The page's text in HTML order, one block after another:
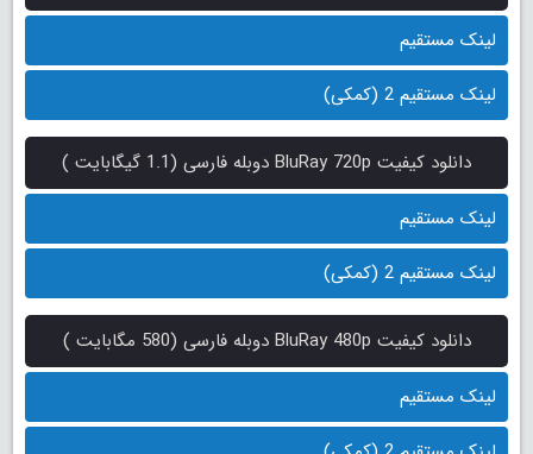
لینک مستقیم
لینک مستقیم 2 (کمکی)
دانلود کیفیت BluRay 720p دوبله فارسی (1.1 گیگابایت )
لینک مستقیم
لینک مستقیم 2 (کمکی)
دانلود کیفیت BluRay 480p دوبله فارسی (580 مگابایت )
لینک مستقیم